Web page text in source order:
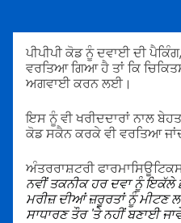
ਪੀਪੀਪੀ ਕੋਡ ਨੂੰ ਦਵਾਈ ਦੀ
ਵਰਤਿਆ ਗਿਆ ਹੈ ਤਾਂ ਕਿ
ਅਗਵਾਈ ਕਰਨ ਲਈ।
ਇਸ ਨੂੰ ਵੀ ਖਰੀਦਦਾਰਾਂ ਨਾਲ
ਕੋਡ ਸਕੈਨ ਕਰਕੇ ਵੀ ਵਰਤਿਆ
ਅੰਤਰਰਾਸ਼ਟਰੀ
ਨਵੀਂ ਤਕਨੀਕਹਰ ਦਵਾ ਨੂੰ ਇਕੱਲੇ
ਮਰੀਜ਼ ਦੀਆਂ ਜ਼ਰੂਰਤਾਂ ਨੂੰ
ਸਾਧਾਰਣ ਤੌਰ 'ਤੇ ਨਹੀਂ ਬਣਾਈ